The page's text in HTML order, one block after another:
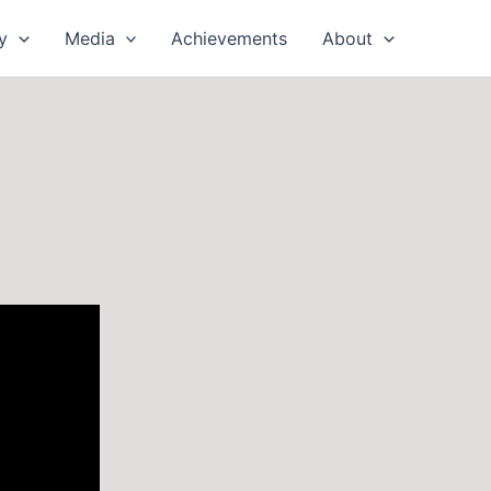
Media Achievements About